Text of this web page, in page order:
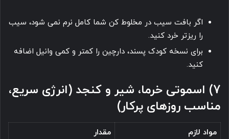
اگر بافت سیب در مخلوط کن شما کامل نرم نمی شود، سیب
را ریزتر خرد کنید.
برای نسخه کودک پسند، دارچین را کمتر و کمی وانیل اضافه
کنید.
7) اسموتی خرما، شیر و کنجد (انرژی سریع،
مناسب روزهای پرکار)
مواد لازم
مقدار